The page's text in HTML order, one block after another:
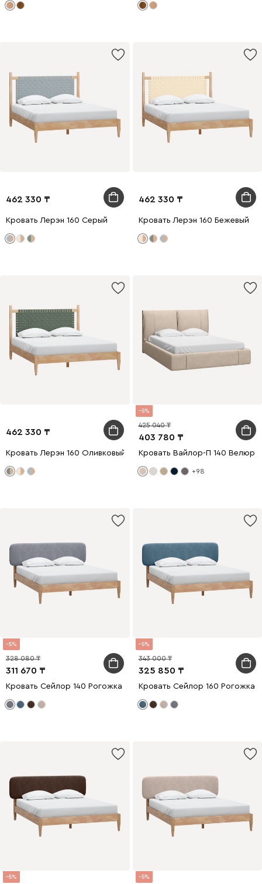
462 330
Кровать Лерэн 160 Серый
462 330
Кровать Лерэн 160 Бежевый
462 330
Кровать Лерэн 160 Оливковый
5
403 780
425 040
Кровать Вайлор-П 140 Велюр
+98
5
311 670
328 080
Кровать Сейлор 140 Рогожка Серый
5
325 850
343 000
Кровать Сейлор 160 Рогожка
5 5